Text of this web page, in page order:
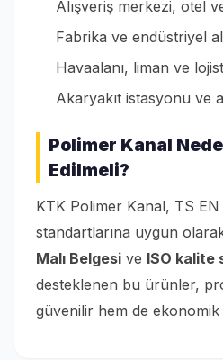
Alışveriş merkezi, otel
Fabrika ve endüstriyel
Havaalanı, liman ve
Akaryakıt istasyonu ve
Polimer Kanal
Edilmeli?
KTK Polimer Kanal, TS
standartlarına uygun
Malı Belgesi ve ISO kalite
desteklenen bu ürünler,
güvenilir hem de